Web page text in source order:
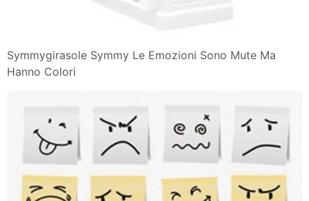
Symmygirasole Symmy Le Emozioni Sono Mute Ma
Hanno Colori